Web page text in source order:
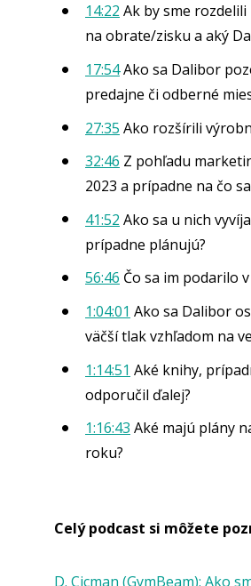
14:22 Ak by sme
na obrate/zisku a aký
17:54Ako sa Dalibor
predajne či odberné
27:35 Ako rozšírili
32:46 Z pohľadu
2023 a prípadne na čo
41:52 Ako sa u nich
prípadne plánujú?
56:46 Čo sa im podarilo
1:04:01 Ako sa Dalibor
väčší tlak vzhľadom na
1:14:51 Aké knihy,
odporučil ďalej?
1:16:43 Aké majú plány
roku?
Celý podcast si môžete
D. Cicman (GymBeam): Ako